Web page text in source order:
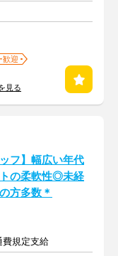
歓迎
見る
フ】幅広い年代
の柔軟性◎未経
方多数＊
費規定支給